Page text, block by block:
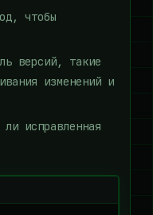
чтобы
версий, такие
изменений и
исправленная